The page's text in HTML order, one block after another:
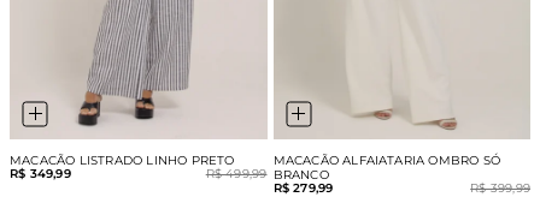
MACACÃO LISTRADO LINHO PRETO
R$ 349,99
R$ 499,99
MACACÃO ALFAIATARIA OMBRO SÓ
BRANCO
R$ 279,99
R$ 399,99